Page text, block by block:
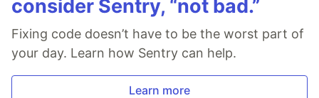
consider Sentry, “not bad.”
Fixing code doesn’t have to be the worst part of
your day. Learn how Sentry can help.
Learn more